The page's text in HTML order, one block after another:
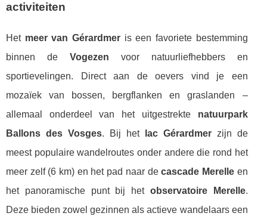
activiteiten
Het meer van Gérardmeris een favoriete bestemming
binnen de Vogezen voor natuurliefhebbers en
sportievelingen. Direct aan de oevers vind je een
mozaïek van bossen, bergflanken en graslanden –
allemaal onderdeel van het uitgestrekte natuurpark
Ballons des Vosges. Bij het lac Gérardmerzijn de
meest populaire wandelroutes onder andere die rond het
meer zelf (6 km) en het pad naar decascade Merelleen
het panoramische punt bij het observatoire Merelle.
Deze bieden zowel gezinnen als actieve wandelaars een